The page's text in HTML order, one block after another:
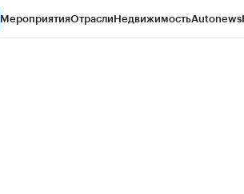
МероприятияОтраслиНедвижимостьAutonews